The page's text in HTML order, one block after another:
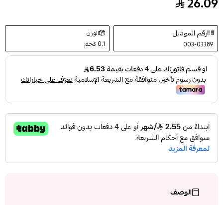
كانتو شامبو الجوافة والزنجبيل 400مل
رقم الموديل
003-03389
الوزن
0.1 كجم
الوصف